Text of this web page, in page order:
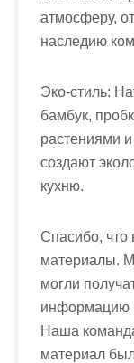
атмосферу,
наследию
Эко-стиль:
бамбук,
растениями
создают
кухню.
Спасибо, что
материалы.
могли
информацию
Наша
материал